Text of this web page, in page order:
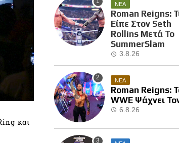
και
ΝΕΑ
Roman Reigns:
Είπε Στον Seth
Rollins Μετά Το
SummerSlam
3.8.26
ΝΕΑ
Roman Reigns:
WWE Ψάχνει
Επόμενο
6.8.26